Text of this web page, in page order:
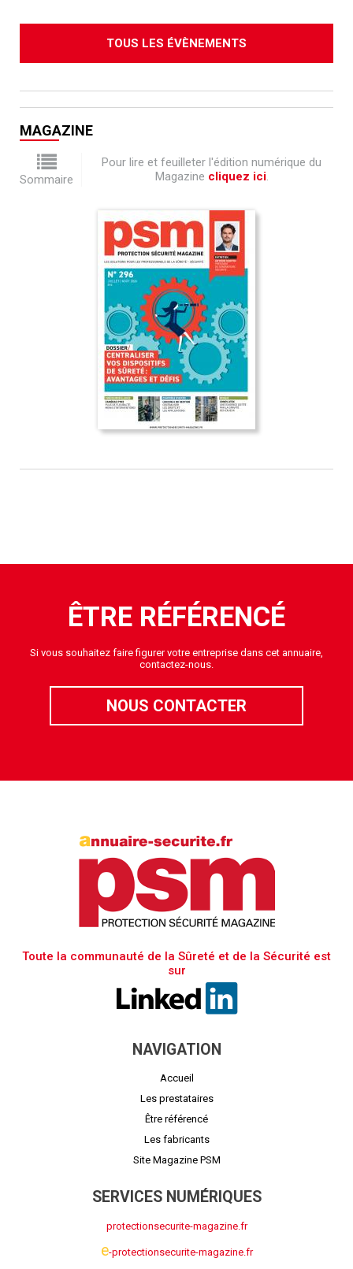
TOUS LES ÉVÈNEMENTS
MAGAZINE
Sommaire
Pour lire et feuilleter l'édition numérique du
Magazine cliquez ici.
ÊTRE RÉFÉRENCÉ
Si vous souhaitez faire figurer votre entreprise dans cet annuaire,
contactez-nous.
NOUS CONTACTER
Toute la communauté de la Sûreté et de la Sécurité est
sur
NAVIGATION
Accueil
Les prestataires
Être référencé
Les fabricants
Site Magazine PSM
SERVICES NUMÉRIQUES
protectionsecurite-magazine.fr
e-protectionsecurite-magazine.fr